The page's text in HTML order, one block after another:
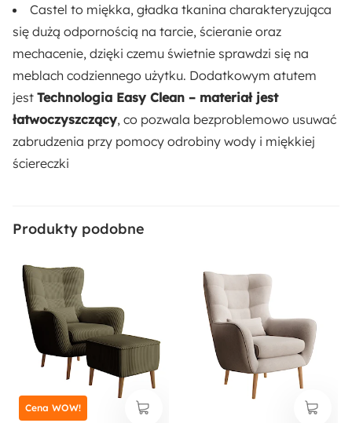
Wysokość oparcia:
70 cm
Wysokość siedziska:
45 cm
Głębokość siedziska:
Szerokość siedziska:
Styl:
Nowoczesny
Ilość paczek:
Pufa w zestawie:
Castel to miękka, gładka tkanina charakteryzująca
się dużą odpornością na tarcie, ścieranie oraz
mechacenie, dzięki czemu świetnie sprawdzi się na
meblach codziennego użytku. Dodatkowym atutem
jest Technologia Easy Clean – materiał jest
łatwoczyszczący, co pozwala bezproblemowo usuwać
zabrudzenia przy pomocy odrobiny wody i miękkiej
ściereczki
Produkty podobne
Cena WOW!